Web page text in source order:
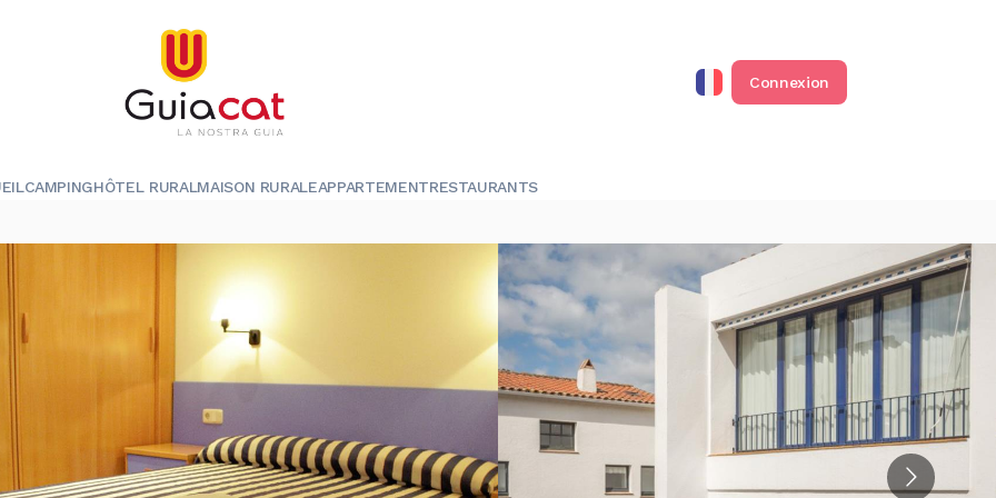
Connexion
CAMPINGHÔTEL RURALMAISON RURALEAPPARTEMENTRESTAURANTS